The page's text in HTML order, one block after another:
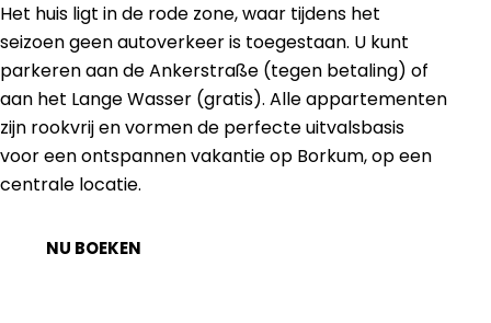
Het huis ligt in de rode zone, waar tijdens het
seizoen geen autoverkeer is toegestaan. U kunt
parkeren aan de Ankerstraße (tegen betaling) of
aan het Lange Wasser (gratis). Alle appartementen
zijn rookvrij en vormen de perfecte uitvalsbasis
voor een ontspannen vakantie op Borkum, op een
centrale locatie.
NU BOEKEN